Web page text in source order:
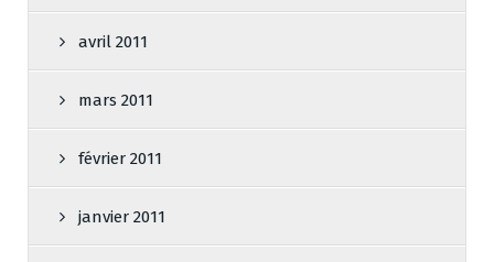
avril 2011
mars 2011
février 2011
janvier 2011